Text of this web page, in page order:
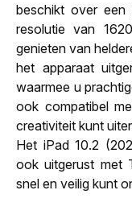
beschikt over een
resolutie van
genieten van
het apparaat
waarmee u
ook compatibel
creativiteit kunt
Het iPad 10.2
ook uitgerust met
snel en veilig kunt